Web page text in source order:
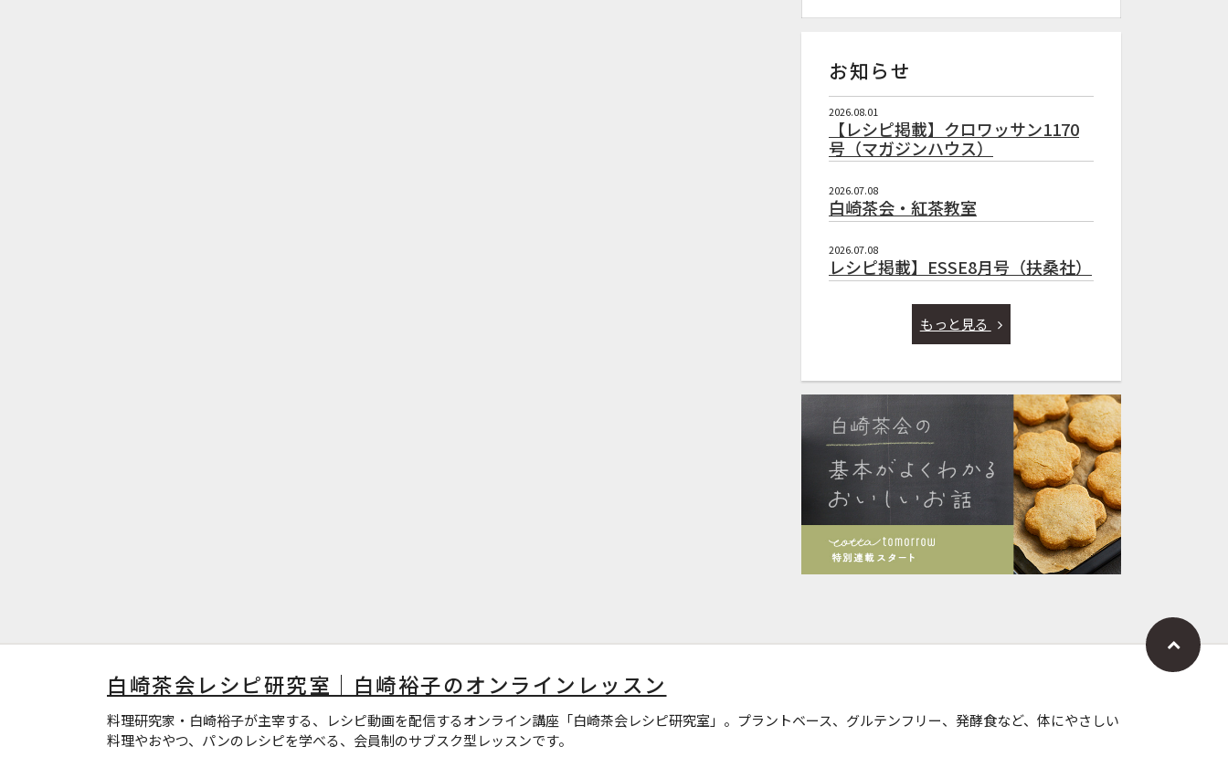
お知らせ
2026.08.01
【レシピ掲載】クロワッサン1170
号（マガジンハウス）
2026.07.08
白崎茶会・紅茶教室
2026.07.08
レシピ掲載】ESSE8月号（扶桑社）
もっと見る
白崎茶会レシピ研究室｜白崎裕子のオンラインレッスン
料理研究家・白崎裕子が主宰する、レシピ動画を配信するオンライン講座「白崎茶会レシピ研究室」。プラントベース、グルテンフリー、発酵食など、体にやさしい
料理やおやつ、パンのレシピを学べる、会員制のサブスク型レッスンです。